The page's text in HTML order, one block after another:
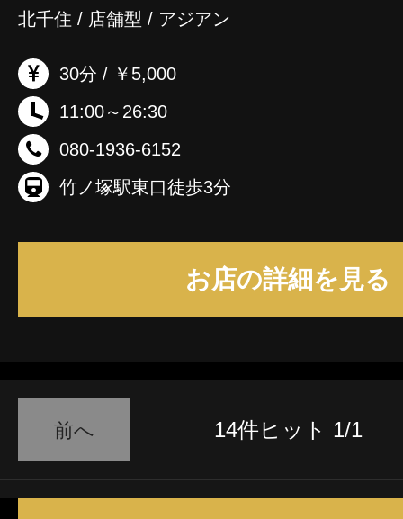
北千住 / 店舗型 / アジアン
30分 / ￥5,000
11:00～26:30
080-1936-6152
竹ノ塚駅東口徒歩3分
お店の詳細を見る
前へ 14件ヒット 1/1